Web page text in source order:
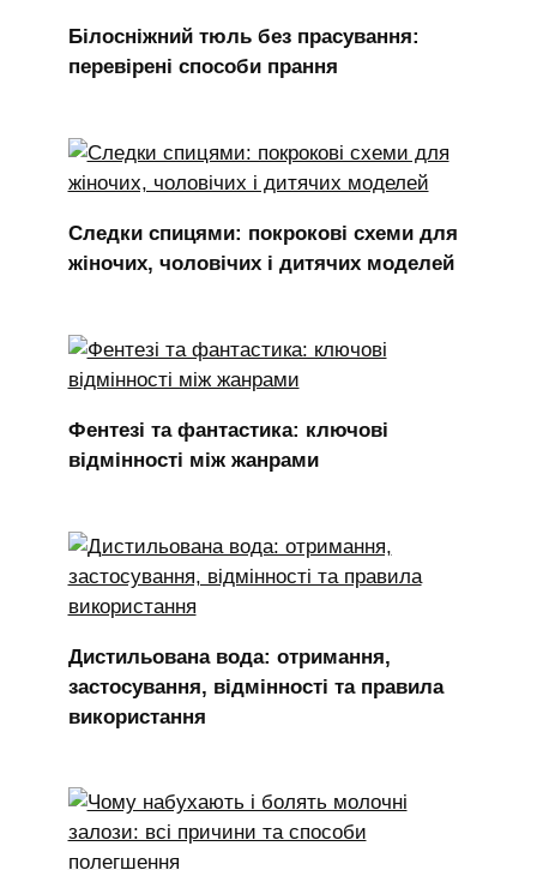
Білосніжний тюль без прасування:
перевірені способи прання
Следки спицями: покрокові схеми для
жіночих, чоловічих і дитячих моделей
Фентезі та фантастика: ключові
відмінності між жанрами
Дистильована вода: отримання,
застосування, відмінності та правила
використання